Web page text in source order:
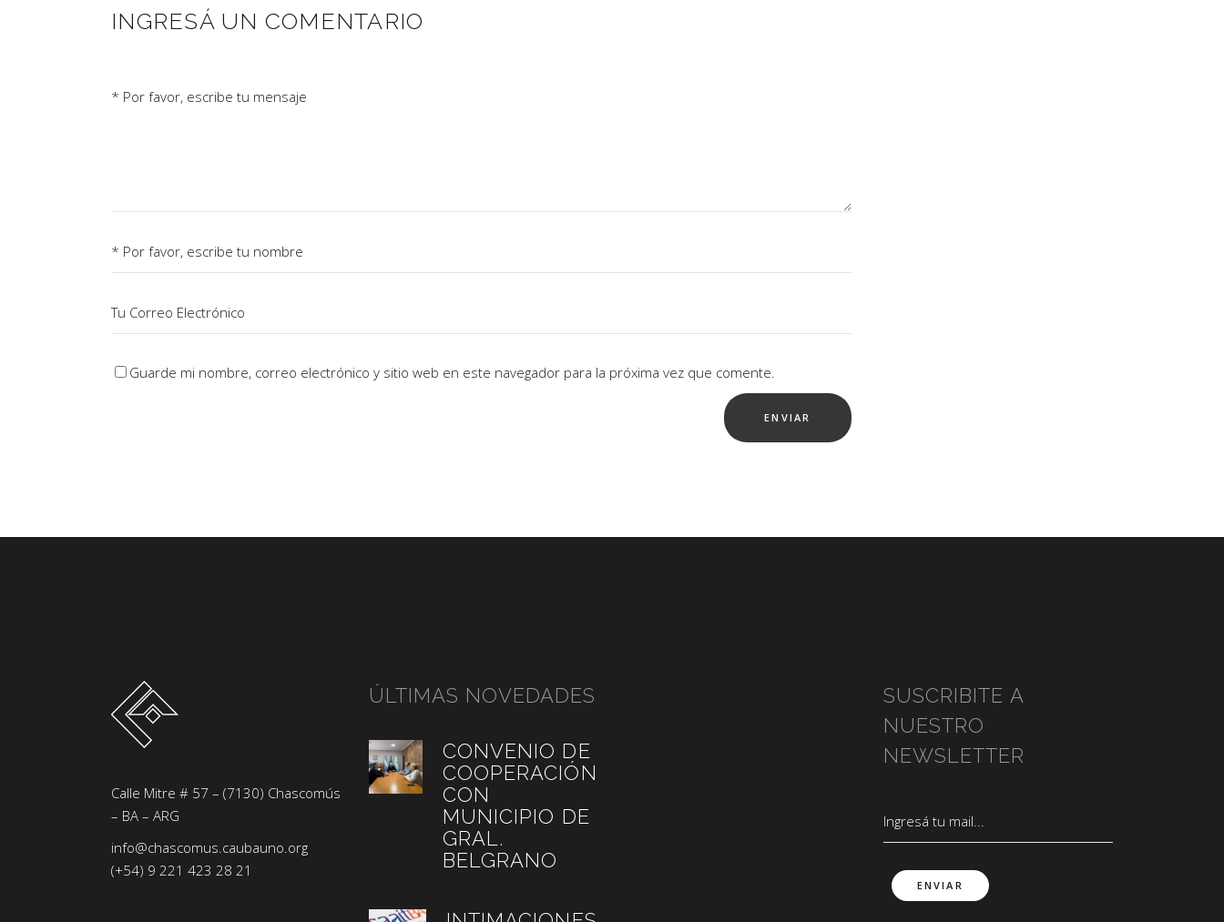
INGRESÁ UN COMENTARIO
Guarde mi nombre, correo electrónico y sitio web en este navegador para la próxima vez que comente.
Calle Mitre # 57 – (7130) Chascomús
– BA – ARG
info@chascomus.caubauno.org
(+54) 9 221 423 28 21
ÚLTIMAS NOVEDADES
CONVENIO DE
COOPERACIÓN
CON
MUNICIPIO DE
GRAL.
BELGRANO
SUSCRIBITE A
NUESTRO
NEWSLETTER